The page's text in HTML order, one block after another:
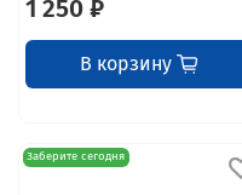
1 250 ₽
В корзину
Заберите сегодня